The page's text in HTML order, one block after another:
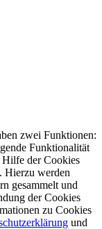
zwei Funktionen:
Funktionalität
Hilfe der Cookies
Hierzu werden
gesammelt und
der Cookies
zu Cookies
und